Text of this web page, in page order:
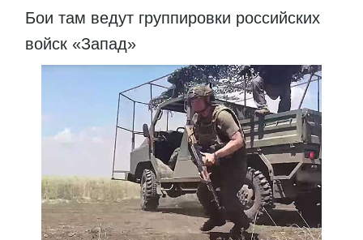
Бои там ведут группировки российских
войск «Запад»